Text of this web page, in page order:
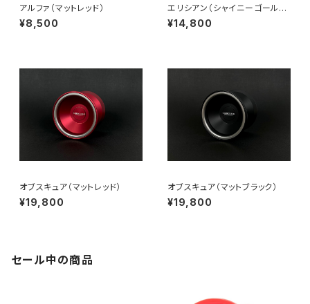
アルファ（マットレッド）
¥8,500
エリシアン（シャイニーゴール
ド）
¥14,800
オブスキュア（マットレッド）
¥19,800
オブスキュア（マットブラック）
¥19,800
セール中の商品